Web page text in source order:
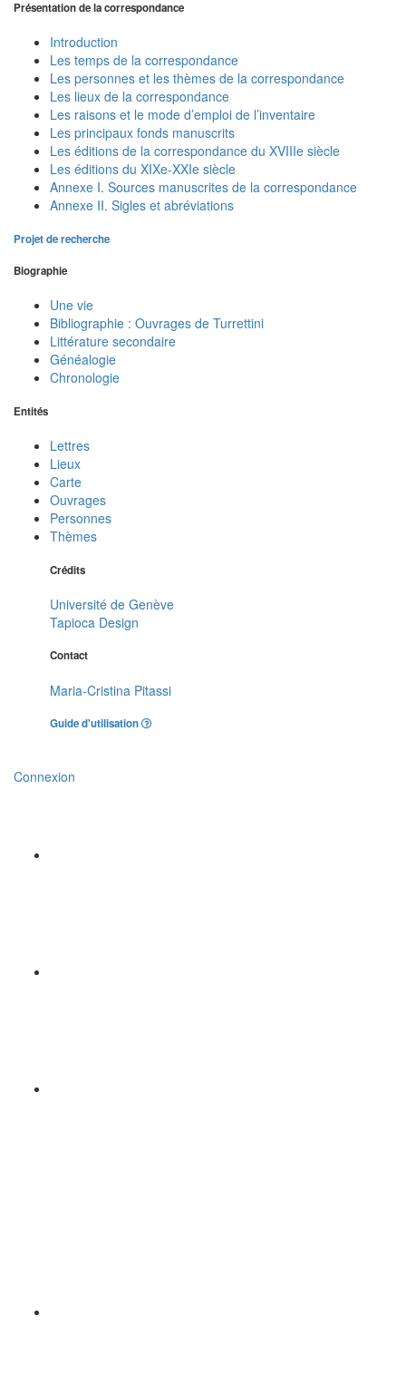
Présentation de la correspondance
Introduction
Les temps de la correspondance
Les personnes et les thèmes de la correspondance
Les lieux de la correspondance
Les raisons et le mode d’emploi de l’inventaire
Les principaux fonds manuscrits
Les éditions de la correspondance du XVIIIe siècle
Les éditions du XIXe-XXIe siècle
Annexe I. Sources manuscrites de la correspondance
Annexe II. Sigles et abréviations
Projet de recherche
Biographie
Une vie
Bibliographie : Ouvrages de Turrettini
Littérature secondaire
Généalogie
Chronologie
Entités
Lettres
Lieux
Carte
Ouvrages
Personnes
Thèmes
Crédits
Université de Genève
Tapioca Design
Contact
Maria-Cristina Pitassi
Guide d'utilisation
Connexion